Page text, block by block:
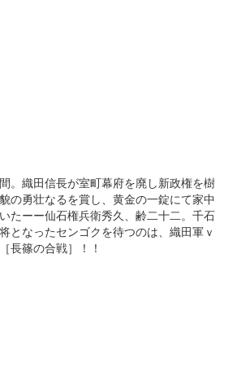
。織田信長が室町幕府を廃し新政権を樹
の勇壮なるを賞し、黄金の一錠にて家中
たーー仙石権兵衛秀久、齢二十二。千石
となったセンゴクを待つのは、織田軍ｖ
長篠の合戦］！！